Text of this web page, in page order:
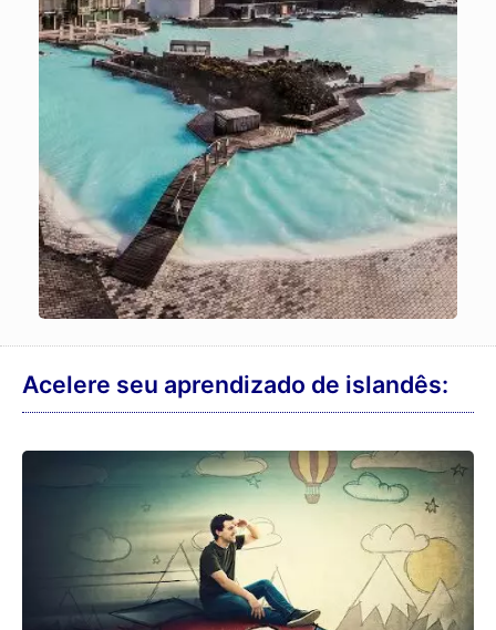
Acelere seu aprendizado de islandês: